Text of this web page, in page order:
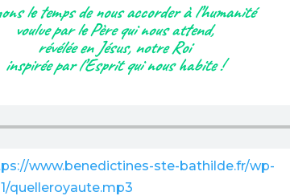
le temps de nous accorder à l’humanité
voulue par le Père qui nous attend,
révélée en Jésus, notre Roi
inspirée par l’Esprit qui nous habite !
www.benedictines-ste-bathilde.fr/wp-
quelleroyaute.mp3